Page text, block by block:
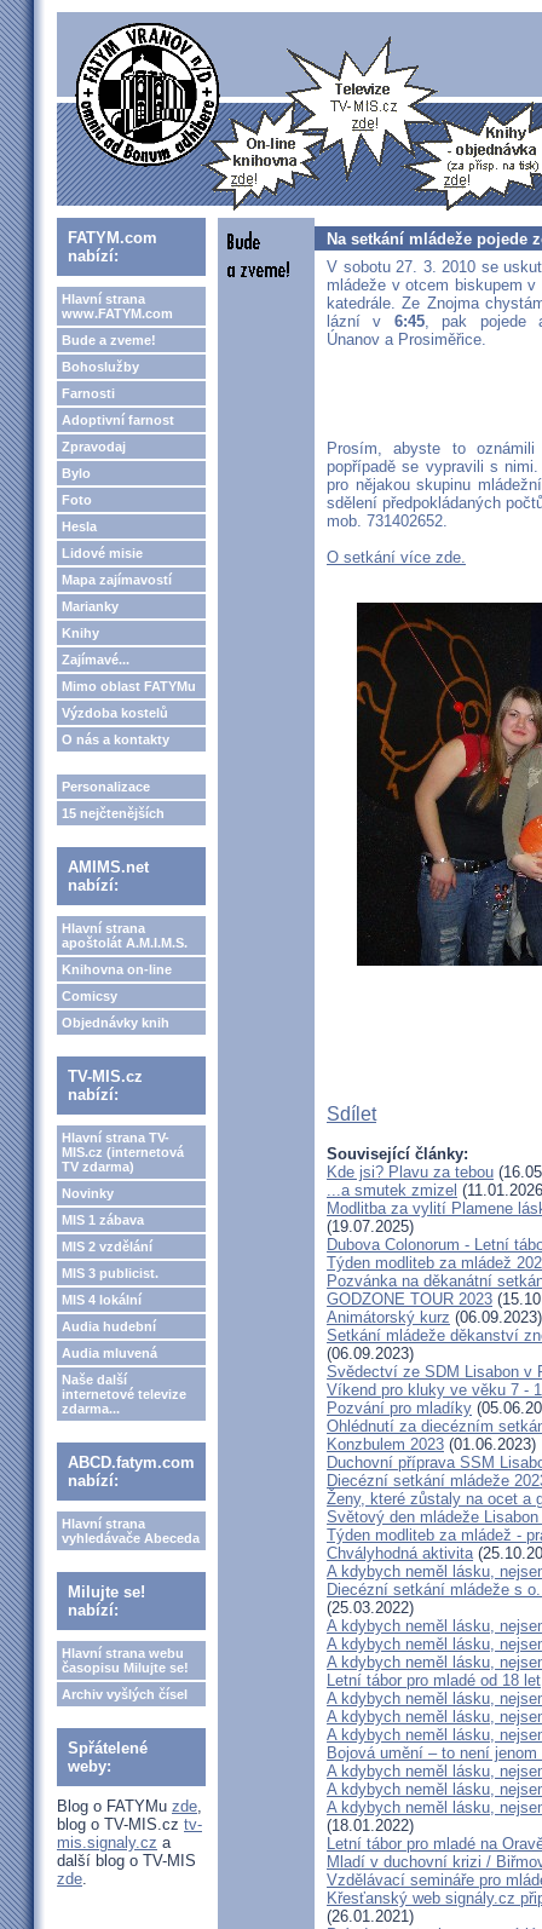
FATYM.com
nabízí:
Hlavní strana
www.FATYM.com
Bude a zveme!
Bohoslužby
Farnosti
Adoptivní farnost
Zpravodaj
Bylo
Foto
Hesla
Lidové misie
Mapa zajímavostí
Marianky
Knihy
Zajímavé...
Mimo oblast FATYMu
Výzdoba kostelů
O nás a kontakty
Personalizace
15 nejčtenějších
AMIMS.net
nabízí:
Hlavní strana
apoštolát A.M.I.M.S.
Knihovna on-line
Comicsy
Objednávky knih
TV-MIS.cz
nabízí:
Hlavní strana TV-
MIS.cz (internetová
TV zdarma)
Novinky
MIS 1 zábava
MIS 2 vzdělání
MIS 3 publicist.
MIS 4 lokální
Audia hudební
Audia mluvená
Naše další
internetové televize
zdarma...
ABCD.fatym.com
nabízí:
Hlavní strana
vyhledávače Abeceda
Milujte se!
nabízí:
Hlavní strana webu
časopisu Milujte se!
Archiv vyšlých čísel
Spřátelené
weby:
Blog o FATYMu zde,
blog o TV-MIS.cz tv-
mis.signaly.cz a
další blog o TV-MIS
zde.
Na setkání mládeže pojede
V sobotu 27. 3. 2010 se
mládeže v otcem biskupem
katedrále. Ze Znojma
lázní v 6:45, pak pojede
Únanov a Prosiměřice.
Prosím, abyste to
popřípadě se vypravili s
pro nějakou skupinu
sdělení předpokládaných
mob. 731402652.
O setkání více zde.
Sdílet
Související články:
Kde jsi? Plavu za tebou
...a smutek zmizel
Modlitba za vylití Plamene
(19.07.2025)
Dubova Colonorum - Letní
Týden modliteb za mládež
Pozvánka na děkanátní
GODZONE TOUR 2023
Animátorský kurz (06.09.2023)
Setkání mládeže děkanství
(06.09.2023)
Svědectví ze SDM Lisabon v
Víkend pro kluky ve věku 7 -
Pozvání pro mladíky
Ohlédnutí za diecézním
Konzbulem 2023 (01.06.2023)
Duchovní příprava SSM
Diecézní setkání mládeže
Ženy, které zůstaly na ocet a
Světový den mládeže
Týden modliteb za mládež -
Chvályhodná aktivita
A kdybych neměl lásku,
Diecézní setkání mládeže s
(25.03.2022)
A kdybych neměl lásku,
A kdybych neměl lásku,
A kdybych neměl lásku,
Letní tábor pro mladé od 18 let
A kdybych neměl lásku,
A kdybych neměl lásku,
A kdybych neměl lásku,
Bojová umění – to není jenom
A kdybych neměl lásku,
A kdybych neměl lásku,
A kdybych neměl lásku,
(18.01.2022)
Letní tábor pro mladé na
Mladí v duchovní krizi /
Vzdělávací semináře pro
Křesťanský web signály.cz
(26.01.2021)